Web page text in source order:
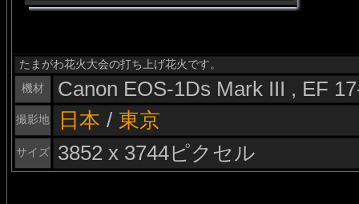
たまがわ花火大会の打ち上げ花火です。
機材
Canon EOS-1Ds Mark III , EF
撮影地 日本 / 東京
サイズ 3852 x 3744ピクセル